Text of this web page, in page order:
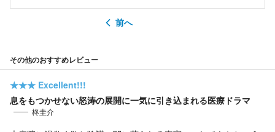
前へ
その他のおすすめレビュー
★★★ Excellent!!!
息をもつかせない怒涛の展開に一気に引き込まれる医療ドラマ
柊圭介